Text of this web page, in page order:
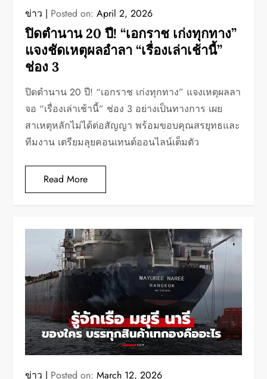
ข่าว Posted on:April 2, 2026
ปิดตำนาน 20 ปี! “เอกราช เก่งทุกทาง”
แจงชัดเหตุผลอำลา “เรื่องเล่าเช้านี้”
ช่อง 3
ปิดตำนาน 20 ปี! “เอกราช เก่งทุกทาง” แจงเหตุผลลา
จอ “เรื่องเล่าเช้านี้” ช่อง 3 อย่างเป็นทางการ เผย
สาเหตุหลักไม่ได้ต่อสัญญา พร้อมขอบคุณสรยุทธและ
ทีมงาน เตรียมลุยคอนเทนต์ออนไลน์เต็มตัว
Read More
ข่าว Posted on:March 12, 2026